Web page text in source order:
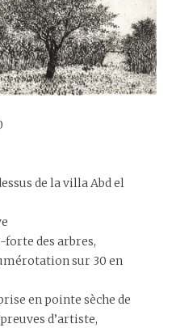
de la villa Abd el
forte des arbres,
sur 30 en
en pointe sèche de
d’artiste,